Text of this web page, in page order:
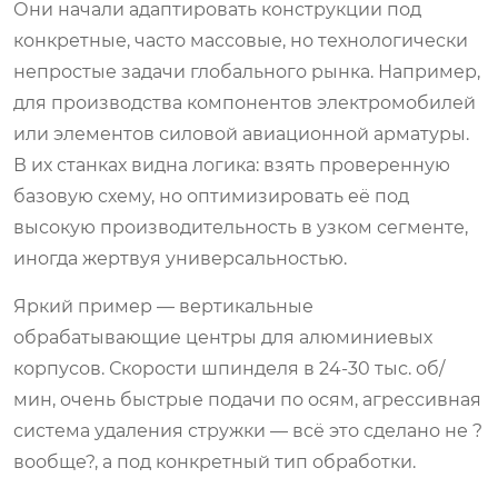
Они начали адаптировать конструкции под
конкретные, часто массовые, но технологически
непростые задачи глобального рынка. Например,
для производства компонентов электромобилей
или элементов силовой авиационной арматуры.
В их станках видна логика: взять проверенную
базовую схему, но оптимизировать её под
высокую производительность в узком сегменте,
иногда жертвуя универсальностью.
Яркий пример — вертикальные
обрабатывающие центры для алюминиевых
корпусов. Скорости шпинделя в 24-30 тыс. об/
мин, очень быстрые подачи по осям, агрессивная
система удаления стружки — всё это сделано не ?
вообще?, а под конкретный тип обработки.